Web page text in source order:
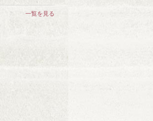
一覧を見る